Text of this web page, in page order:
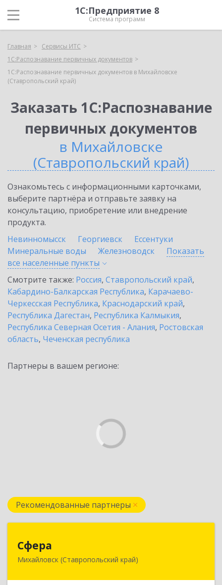
1С:Предприятие 8
Система программ
Главная
Сервисы ИТС
1С:Распознавание первичных документов
1С:Распознавание первичных документов в Михайловске
(Ставропольский край)
Заказать 1С:Распознавание
первичных документов
в Михайловске
(Ставропольский край)
Ознакомьтесь с информационными карточками,
выберите партнёра и отправьте заявку на
консультацию, приобретение или внедрение
продукта.
Невинномысск
Георгиевск
Ессентуки
Минеральные воды
Железноводск
Показать
все населенные пункты
Смотрите также: Россия, Ставропольский край,
Кабардино-Балкарская Республика, Карачаево-
Черкесская Республика, Краснодарский край,
Республика Дагестан, Республика Калмыкия,
Республика Северная Осетия - Алания, Ростовская
область, Чеченская республика
Партнеры в вашем регионе:
Рекомендованные партнеры
Сфера
Михайловск (Ставропольский край)
356240, Ставропольский край, Шпаковский р-